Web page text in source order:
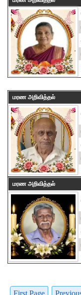
மரண அறிவித்தல்
மரண அறிவித்தல்
First Page